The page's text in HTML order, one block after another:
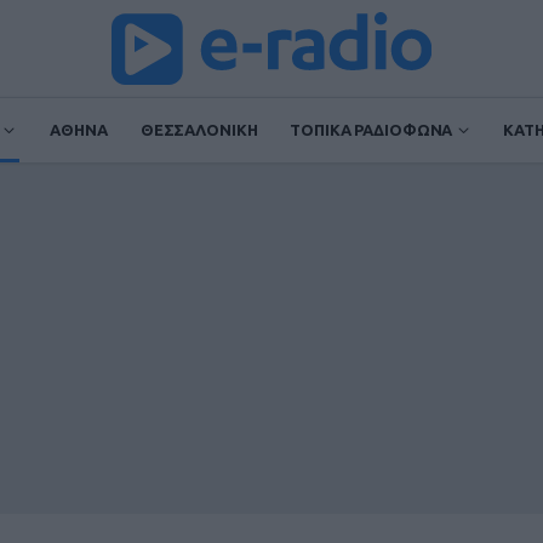
ΑΘΗΝΑ ΘΕΣΣΑΛΟΝΙΚΗ ΤΟΠΙΚΑ ΡΑΔΙΟΦΩΝΑ